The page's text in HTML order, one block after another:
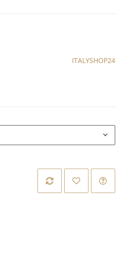
ITALYSHOP24